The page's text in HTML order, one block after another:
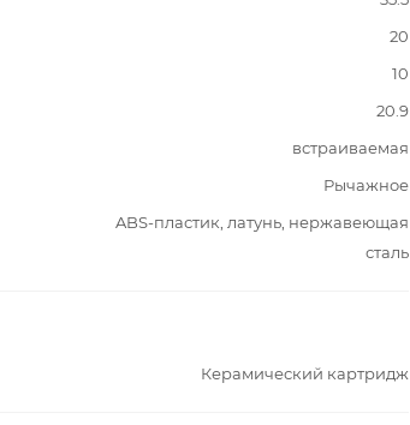
20
10
20.9
встраиваемая
Рычажное
ABS-пластик, латунь, нержавеющая
сталь
Керамический картридж